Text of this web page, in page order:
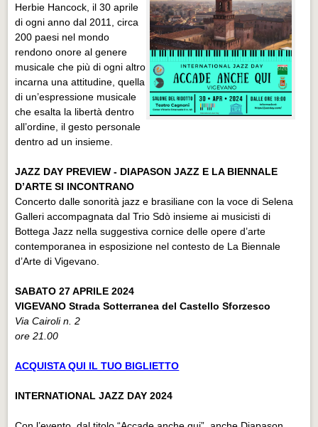
Herbie Hancock, il 30 aprile
di ogni anno dal 2011, circa
200 paesi nel mondo
rendono onore al genere
musicale che più di ogni altro
incarna una attitudine, quella
di un’espressione musicale
che esalta la libertà dentro
all’ordine, il gesto personale
dentro ad un insieme.
JAZZ DAY PREVIEW - DIAPASON JAZZ E LA BIENNALE
D’ARTE SI INCONTRANO
Concerto dalle sonorità jazz e brasiliane con la voce di Selena
Galleri accompagnata dal Trio Sdò insieme ai musicisti di
Bottega Jazz nella suggestiva cornice delle opere d’arte
contemporanea in esposizione nel contesto de La Biennale
d’Arte di Vigevano.
SABATO 27 APRILE 2024
VIGEVANO Strada Sotterranea del Castello Sforzesco
Via Cairoli n. 2
ore 21.00
ACQUISTA QUI IL TUO BIGLIETTO
INTERNATIONAL JAZZ DAY 2024